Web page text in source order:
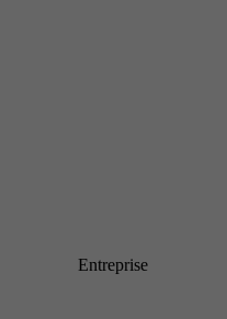
Entreprise